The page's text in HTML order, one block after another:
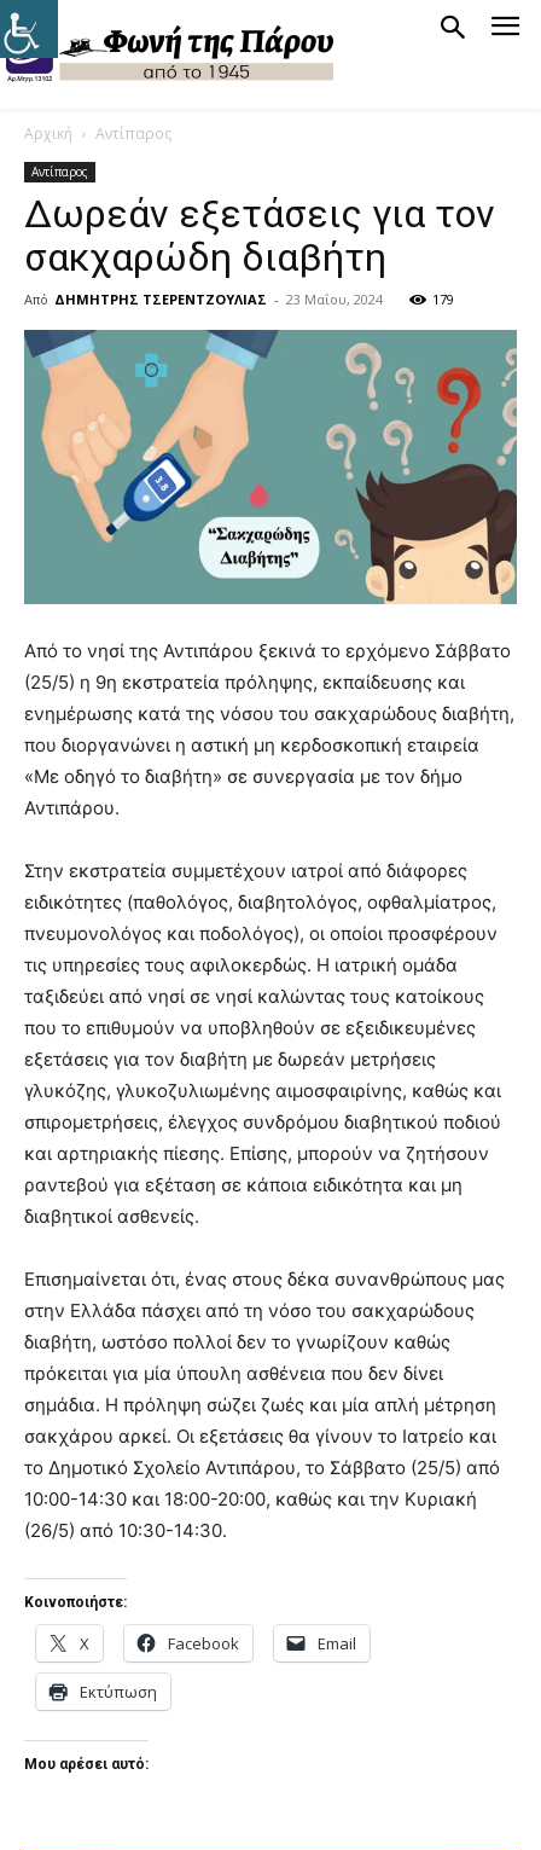
Αρχική Αντίπαρος
Αντίπαρος
Δωρεάν εξετάσεις για τον
σακχαρώδη διαβήτη
Από ΔΗΜΗΤΡΗΣ ΤΣΕΡΕΝΤΖΟΥΛΙΑΣ - 23 Μαΐου, 2024 179
Από το νησί της Αντιπάρου ξεκινά το ερχόμενο Σάββατο
(25/5) η 9η εκστρατεία πρόληψης, εκπαίδευσης και
ενημέρωσης κατά της νόσου του σακχαρώδους διαβήτη,
που διοργανώνει η αστική μη κερδοσκοπική εταιρεία
«Με οδηγό το διαβήτη» σε συνεργασία με τον δήμο
Αντιπάρου.
Στην εκστρατεία συμμετέχουν ιατροί από διάφορες
ειδικότητες (παθολόγος, διαβητολόγος, οφθαλμίατρος,
πνευμονολόγος και ποδολόγος), οι οποίοι προσφέρουν
τις υπηρεσίες τους αφιλοκερδώς. Η ιατρική ομάδα
ταξιδεύει από νησί σε νησί καλώντας τους κατοίκους
που το επιθυμούν να υποβληθούν σε εξειδικευμένες
εξετάσεις για τον διαβήτη με δωρεάν μετρήσεις
γλυκόζης, γλυκοζυλιωμένης αιμοσφαιρίνης, καθώς και
σπιρομετρήσεις, έλεγχος συνδρόμου διαβητικού ποδιού
και αρτηριακής πίεσης. Επίσης, μπορούν να ζητήσουν
ραντεβού για εξέταση σε κάποια ειδικότητα και μη
διαβητικοί ασθενείς.
Επισημαίνεται ότι, ένας στους δέκα συνανθρώπους μας
στην Ελλάδα πάσχει από τη νόσο του σακχαρώδους
διαβήτη, ωστόσο πολλοί δεν το γνωρίζουν καθώς
πρόκειται για μία ύπουλη ασθένεια που δεν δίνει
σημάδια. Η πρόληψη σώζει ζωές και μία απλή μέτρηση
σακχάρου αρκεί. Οι εξετάσεις θα γίνουν το Ιατρείο και
το Δημοτικό Σχολείο Αντιπάρου, το Σάββατο (25/5) από
10:00-14:30 και 18:00-20:00, καθώς και την Κυριακή
(26/5) από 10:30-14:30.
Κοινοποιήστε:
X Facebook Email
Εκτύπωση
Μου αρέσει αυτό: